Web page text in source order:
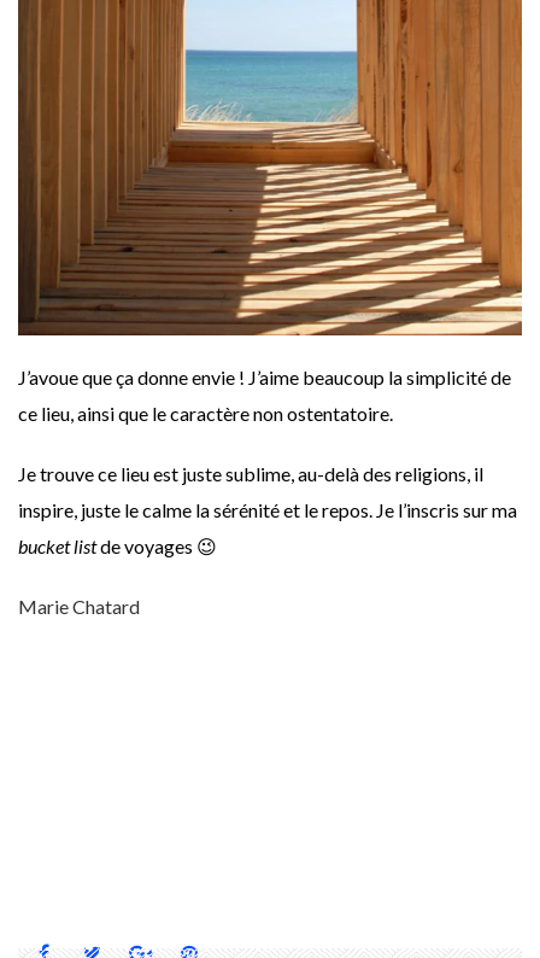
J’avoue que ça donne envie ! J’aime beaucoup la simplicité de
ce lieu, ainsi que le caractère non ostentatoire.
Je trouve ce lieu est juste sublime, au-delà des religions, il
inspire, juste le calme la sérénité et le repos. Je l’inscris sur ma
bucket listde voyages 😉
Marie Chatard